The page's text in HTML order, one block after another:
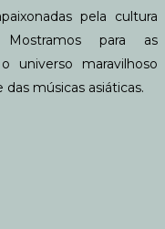
pela cultura
Mostramos para as
universo maravilhoso
músicas asiáticas.